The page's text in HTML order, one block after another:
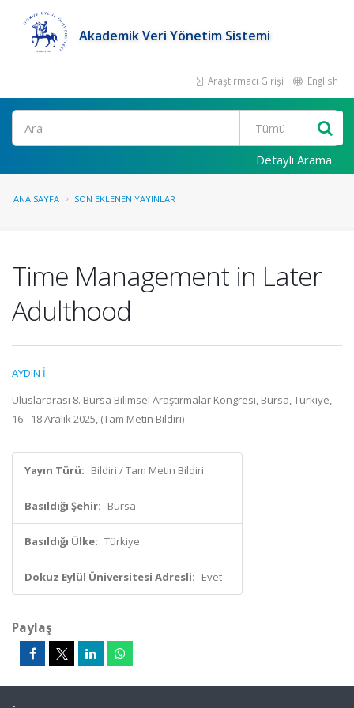
Akademik Veri Yönetim Sistemi
Araştırmacı Girişi English
Ara
Detaylı Arama
ANA SAYFA SON EKLENEN YAYINLAR
Time Management in Later
Adulthood
AYDIN İ.
Uluslararası 8. Bursa Bilimsel Araştırmalar Kongresi, Bursa, Türkiye,
16 - 18 Aralık 2025, (Tam Metin Bildiri)
Yayın Türü: Bildiri / Tam Metin Bildiri
Basıldığı Şehir: Bursa
Basıldığı Ülke: Türkiye
Dokuz Eylül Üniversitesi Adresli: Evet
Paylaş